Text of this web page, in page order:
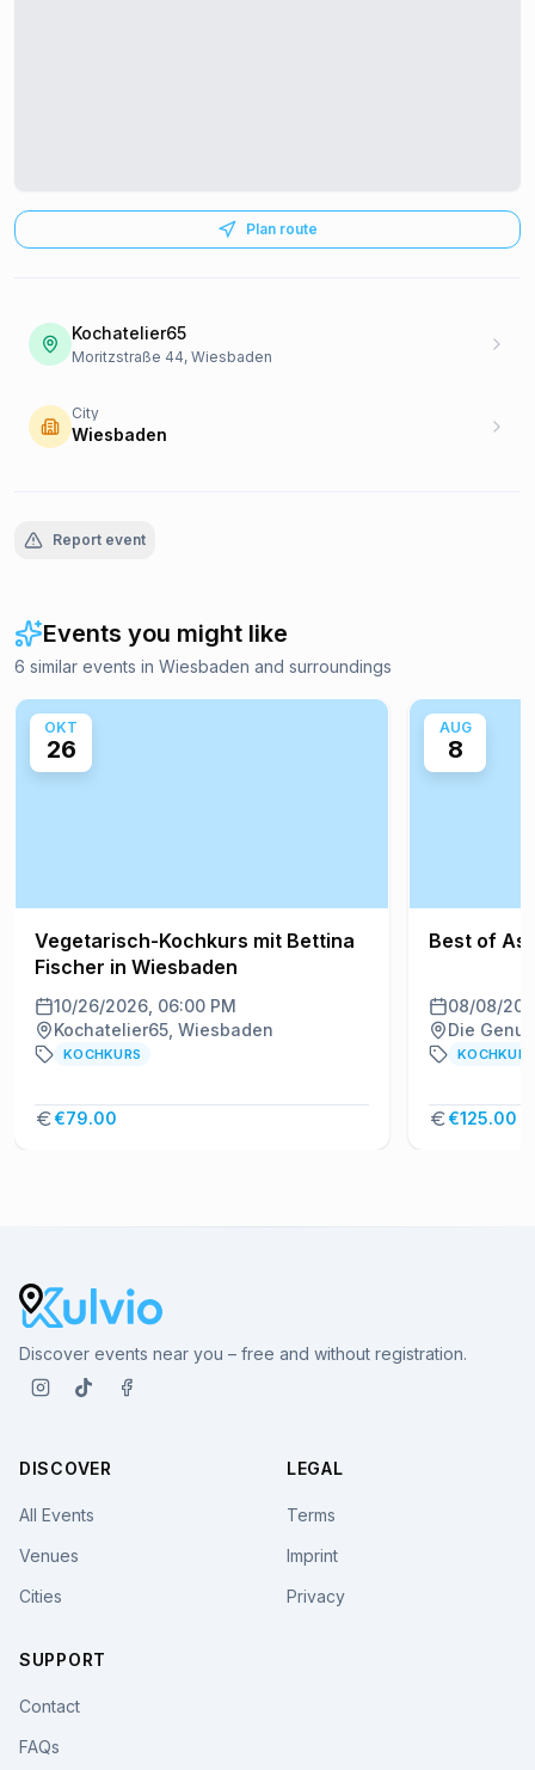
Plan route
Kochatelier65
Moritzstraße 44, Wiesbaden
City
Wiesbaden
Report event
Events you might like
6 similar events in Wiesbaden and surroundings
OKT
26
Vegetarisch-Kochkurs mit Bettina
Fischer in Wiesbaden
10/26/2026, 06:00 PM
Kochatelier65, Wiesbaden
KOCHKURS
€79.00
AUG
8
Best of
08/08/
KOCHKURS
€125.00
Discover events near you – free and without registration.
DISCOVER
All Events
Venues
Cities
LEGAL
Terms
Imprint
Privacy
SUPPORT
Contact
FAQs